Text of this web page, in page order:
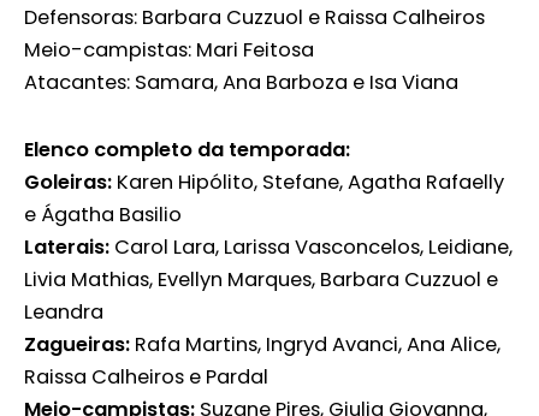
Defensoras: Barbara Cuzzuol e Raissa Calheiros
Meio-campistas: Mari Feitosa
Atacantes: Samara, Ana Barboza e Isa Viana
Elenco completo da temporada:
Goleiras: Karen Hipólito, Stefane, Agatha Rafaelly
e Ágatha Basilio
Laterais: Carol Lara, Larissa Vasconcelos, Leidiane,
Livia Mathias, Evellyn Marques, Barbara Cuzzuol e
Leandra
Zagueiras: Rafa Martins, Ingryd Avanci, Ana Alice,
Raissa Calheiros e Pardal
Meio-campistas: Suzane Pires, Giulia Giovanna,